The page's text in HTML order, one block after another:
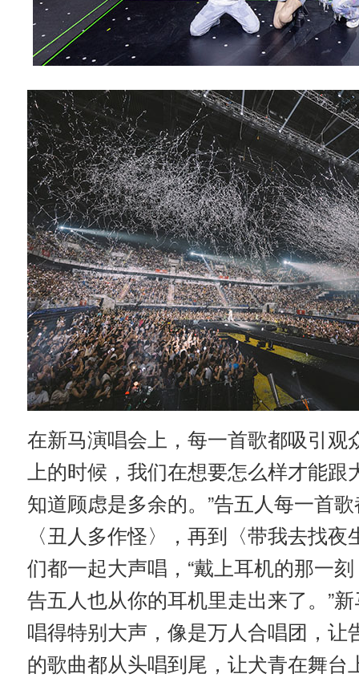
在新马演唱会上，每一首歌都吸引观
上的时候，我们在想要怎么样才能
知道顾虑是多余的。”告五人每一首
〈丑人多作怪〉，再到〈带我去找
们都一起大声唱，“戴上耳机的那一
告五人也从你的耳机里走出来了。”
唱得特别大声，像是万人合唱团，
的歌曲都从头唱到尾，让犬青在舞台